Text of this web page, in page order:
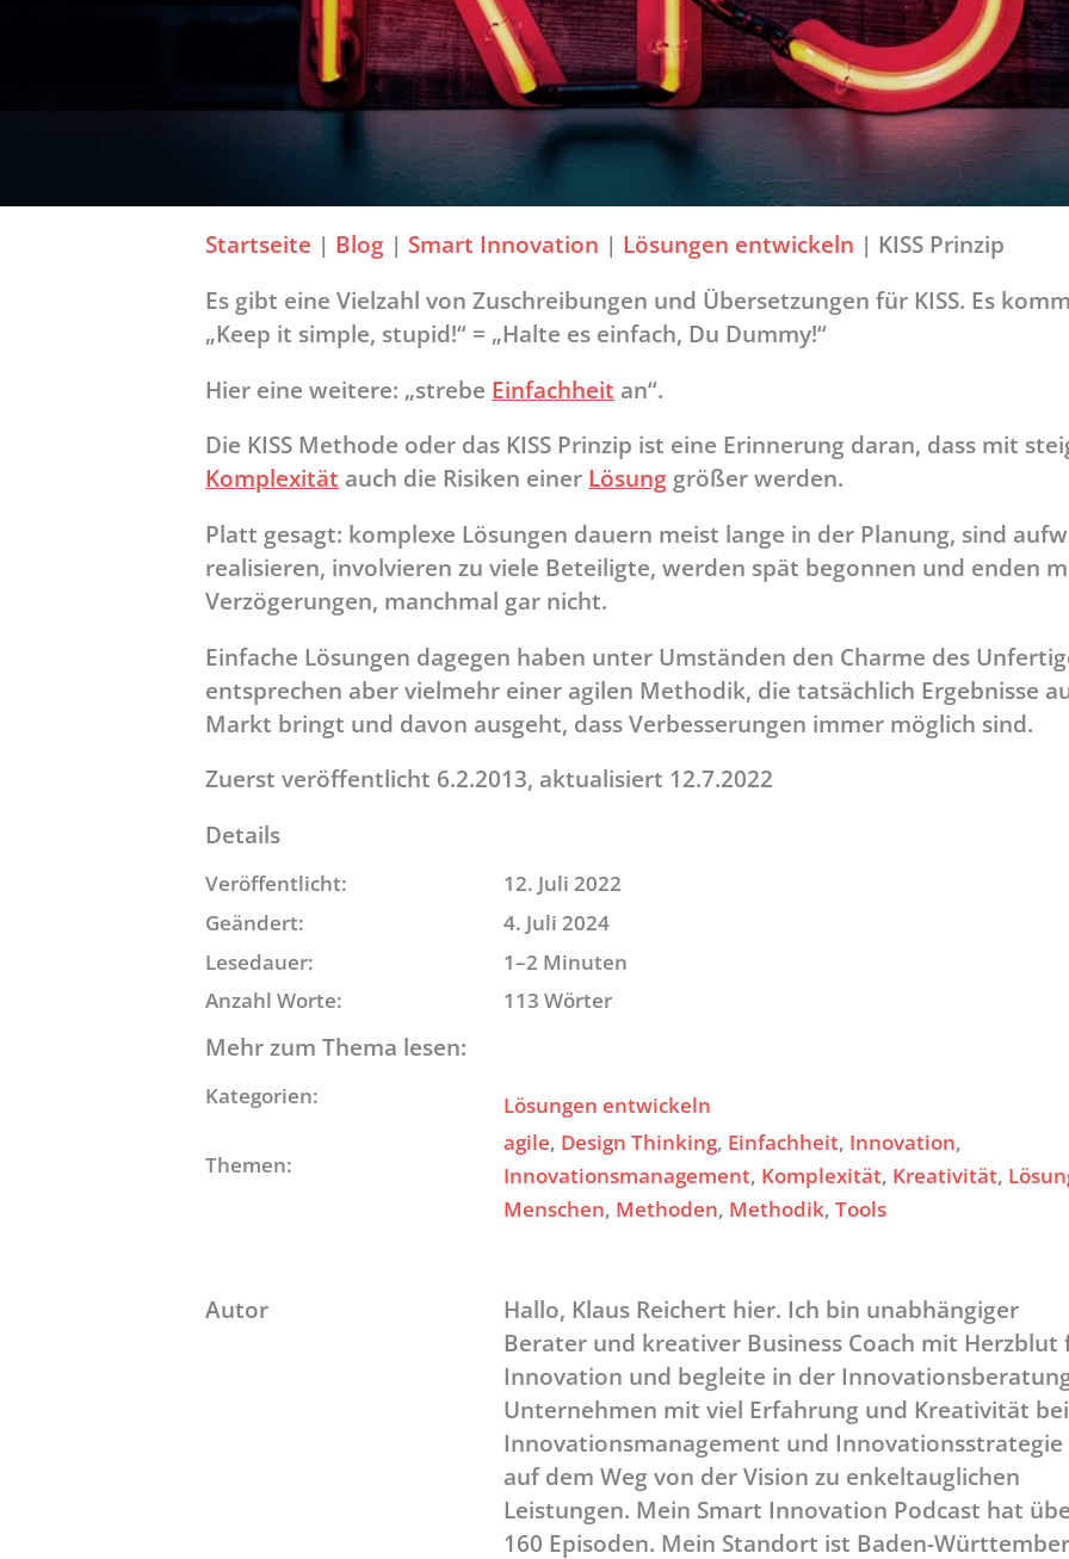
Startseite | Blog | Smart Innovation | Lösungen entwickeln | KISS Prinzip
Es gibt eine Vielzahl von Zuschreibungen und Übersetzungen für KISS. Es
„Keep it simple, stupid!“ = „Halte es einfach, Du Dummy!“
Hier eine weitere: „strebe Einfachheit an“.
Die KISS Methode oder das KISS Prinzip ist eine Erinnerung daran, dass mit
Komplexität auch die Risiken einer Lösung größer werden.
Platt gesagt: komplexe Lösungen dauern meist lange in der Planung, sind
realisieren, involvieren zu viele Beteiligte, werden spät begonnen und enden
Verzögerungen, manchmal gar nicht.
Einfache Lösungen dagegen haben unter Umständen den Charme des
entsprechen aber vielmehr einer agilen Methodik, die tatsächlich Ergebnisse
Markt bringt und davon ausgeht, dass Verbesserungen immer möglich sind.
Zuerst veröffentlicht 6.2.2013, aktualisiert 12.7.2022
Details
Veröffentlicht:
12. Juli 2022
Geändert:
4. Juli 2024
Lesedauer:
1–2 Minuten
Anzahl Worte:
113 Wörter
Mehr zum Thema lesen:
Kategorien: Lösungen entwickeln
Themen:
agile, Design Thinking, Einfachheit, Innovation
Innovationsmanagement, Komplexität, Kreativität,
Menschen, Methoden, Methodik, Tools
Autor
Hallo, Klaus Reichert hier. Ich bin unabhängiger
Berater und kreativer Business Coach mit Herzblut
Innovation und begleite in der
Unternehmen mit viel Erfahrung und Kreativität
Innovationsmanagement und Innovationsstrategie
auf dem Weg von der Vision zu enkeltauglichen
Leistungen. Mein Smart Innovation Podcast hat
160 Episoden. Mein Standort ist Baden-